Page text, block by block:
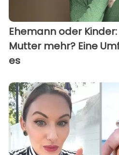
Ehemann oder
Mutter mehr? Eine
es